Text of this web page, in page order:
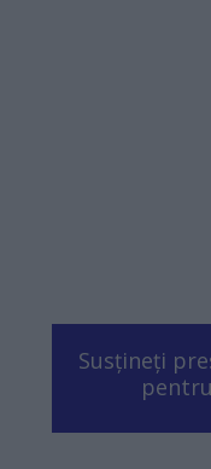
Susțineți